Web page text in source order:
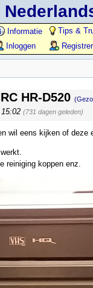
Informatie
Tips &
Inloggen
HR-D520
(731 dagen geleden)
wil eens kijken of deze
reiniging koppen enz.